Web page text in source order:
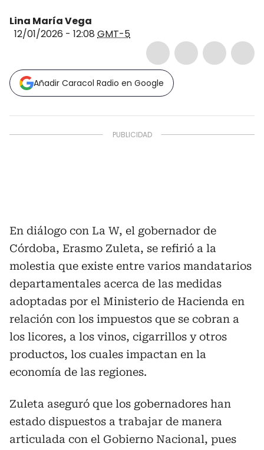
Lina María Vega
12/01/2026 - 12:08 GMT-5
Añadir Caracol Radio en Google
En diálogo con La W, el gobernador de
Córdoba, Erasmo Zuleta, se refirió a la
molestia que existe entre varios mandatarios
departamentales acerca de las medidas
adoptadas por el Ministerio de Hacienda en
relación con los impuestos que se cobran a
los licores, a los vinos, cigarrillos y otros
productos, los cuales impactan en la
economía de las regiones.
Zuleta aseguró que los gobernadores han
estado dispuestos a trabajar de manera
articulada con el Gobierno Nacional, pues